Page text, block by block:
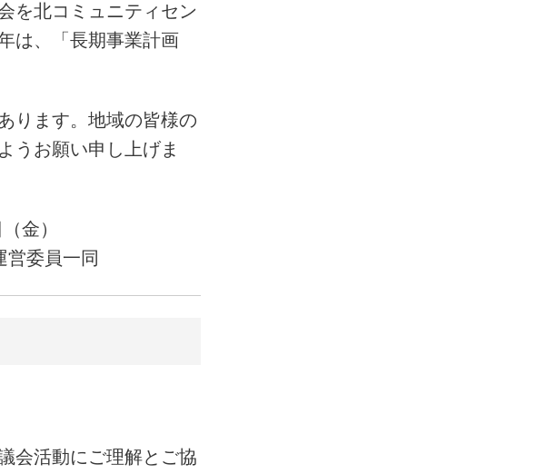
を北コミュニティセン
は、「長期事業計画
ります。地域の皆様の
うお願い申し上げま
金）
営委員一同
会活動にご理解とご協